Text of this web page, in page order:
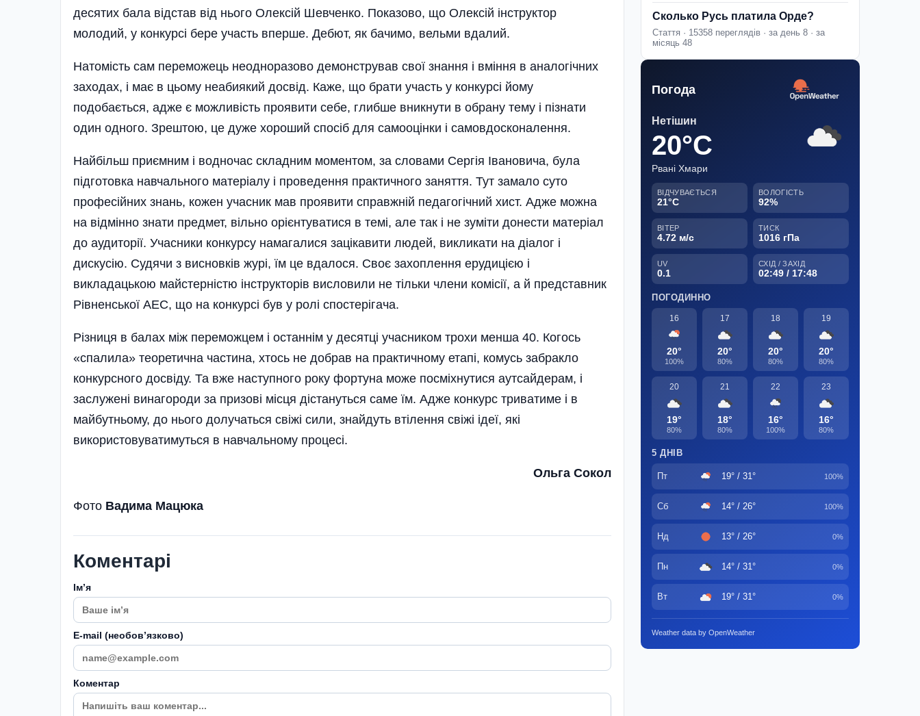
десятих бала відстав від нього Олексій Шевченко. Показово, що Олексій інструктор
молодий, у конкурсі бере участь вперше. Дебют, як бачимо, вельми вдалий.
Натомість сам переможець неодноразово демонстрував свої знання і вміння в аналогічних
заходах, і має в цьому неабиякий досвід. Каже, що брати участь у конкурсі йому
подобається, адже є можливість проявити себе, глибше вникнути в обрану тему і пізнати
один одного. Зрештою, це дуже хороший спосіб для самооцінки і самовдосконалення.
Найбільш приємним і водночас складним моментом, за словами Сергія Івановича, була
підготовка навчального матеріалу і проведення практичного заняття. Тут замало суто
професійних знань, кожен учасник мав проявити справжній педагогічний хист. Адже можна
на відмінно знати предмет, вільно орієнтуватися в темі, але так і не зуміти донести матеріал
до аудиторії. Учасники конкурсу намагалися зацікавити людей, викликати на діалог і
дискусію. Судячи з висновків журі, їм це вдалося. Своє захоплення ерудицією і
викладацькою майстерністю інструкторів висловили не тільки члени комісії, а й представник
Рівненської АЕС, що на конкурсі був у ролі спостерігача.
Різниця в балах між переможцем і останнім у десятці учасником трохи менша 40. Когось
«спалила» теоретична частина, хтось не добрав на практичному етапі, комусь забракло
конкурсного досвіду. Та вже наступного року фортуна може посміхнутися аутсайдерам, і
заслужені винагороди за призові місця дістануться саме їм. Адже конкурс триватиме і в
майбутньому, до нього долучаться свіжі сили, знайдуть втілення свіжі ідеї, які
використовуватимуться в навчальному процесі.
Ольга Сокол
Фото Вадима Мацюка
Коментарі
Імʼя
E-mail (необовʼязково)
Коментар
Сколько Русь платила Орде?
Стаття · 15358 переглядів · за день 8 · за
місяць 48
Погода
Нетішин
20°C
Рвані Хмари
ВІДЧУВАЄТЬСЯ
21°C
ВОЛОГІСТЬ
92%
ВІТЕР
4.72 м/с
ТИСК
1016 гПа
UV
0.1
СХІД / ЗАХІД
02:49 / 17:48
ПОГОДИННО
16
20°
100%
17
20°
80%
18
20°
80%
19
20°
80%
20
19°
80%
21
18°
80%
22
16°
100%
23
16°
80%
5 ДНІВ
Пт 19° / 31° 100%
Сб 14° / 26° 100%
Нд 13° / 26° 0%
Пн 14° / 31° 0%
Вт 19° / 31° 0%
Weather data by OpenWeather